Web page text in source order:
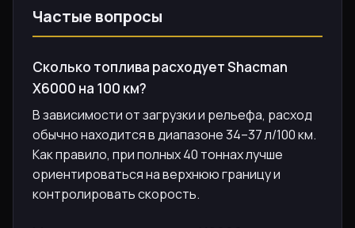
Частые вопросы
Сколько топлива расходует Shacman
X6000 на 100 км?
В зависимости от загрузки и рельефа, расход
обычно находится в диапазоне 34–37 л/100 км.
Как правило, при полных 40 тоннах лучше
ориентироваться на верхнюю границу и
контролировать скорость.